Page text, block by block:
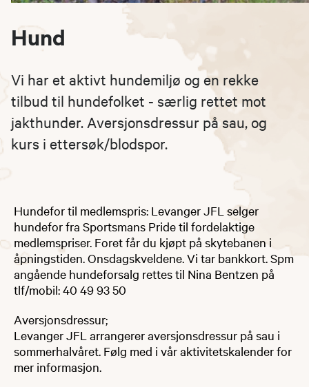
Hund
Vi har et aktivt hundemiljø og en rekke
tilbud til hundefolket - særlig rettet mot
jakthunder. Aversjonsdressur på sau, og
kurs i ettersøk/blodspor.
Hundefor til medlemspris: Levanger JFL selger
hundefor fra Sportsmans Pride til fordelaktige
medlemspriser. Foret får du kjøpt på skytebanen i
åpningstiden. Onsdagskveldene. Vi tar bankkort. Spm
angående hundeforsalg rettes til Nina Bentzen på
tlf/mobil: 40 49 93 50
​​​Aversjonsdressur;
Levanger JFL arrangerer aversjonsdressur på sau i
sommerhalvåret. Følg med i vår aktivitetskalender for
mer informasjon.